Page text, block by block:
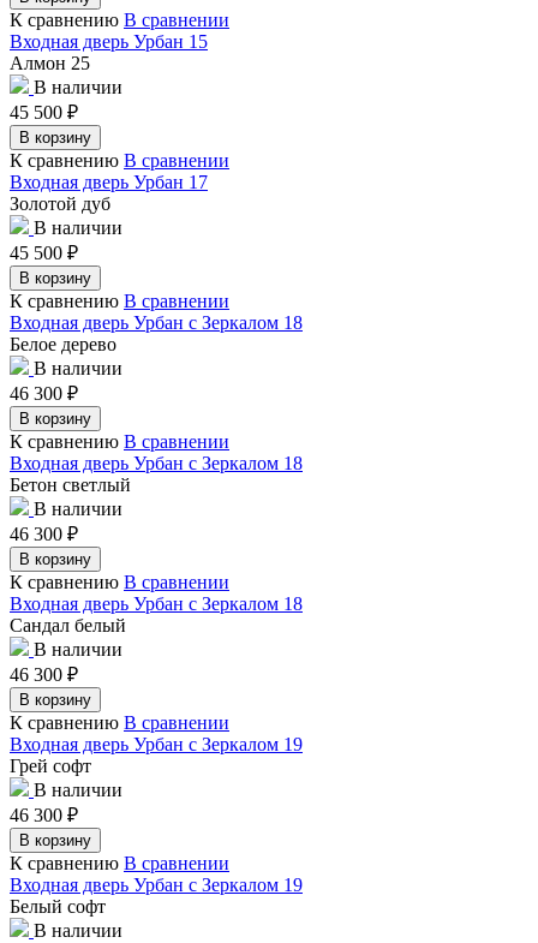
К сравнению В сравнении
Входная дверь Урбан 15
Алмон 25
В наличии
45 500 ₽
В корзину
К сравнению В сравнении
Входная дверь Урбан 17
Золотой дуб
В наличии
45 500 ₽
В корзину
К сравнению В сравнении
Входная дверь Урбан с Зеркалом 18
Белое дерево
В наличии
46 300 ₽
В корзину
К сравнению В сравнении
Входная дверь Урбан с Зеркалом 18
Бетон светлый
В наличии
46 300 ₽
В корзину
К сравнению В сравнении
Входная дверь Урбан с Зеркалом 18
Сандал белый
В наличии
46 300 ₽
В корзину
К сравнению В сравнении
Входная дверь Урбан с Зеркалом 19
Грей софт
В наличии
46 300 ₽
В корзину
К сравнению В сравнении
Входная дверь Урбан с Зеркалом 19
Белый софт
В наличии